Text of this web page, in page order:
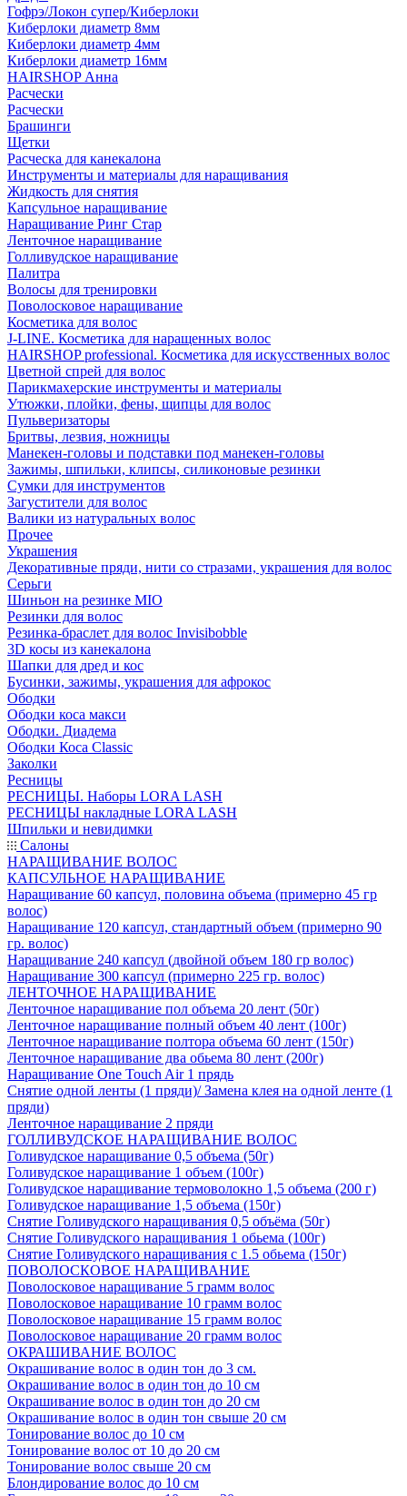
Гофрэ/Локон супер/Киберлоки
Киберлоки диаметр 8мм
Киберлоки диаметр 4мм
Киберлоки диаметр 16мм
HAIRSHOP Анна
Расчески
Расчески
Брашинги
Щетки
Расческа для канекалона
Инструменты и материалы для наращивания
Жидкость для снятия
Капсульное наращивание
Наращивание Ринг Стар
Ленточное наращивание
Голливудское наращивание
Палитра
Волосы для тренировки
Поволосковое наращивание
Косметика для волос
J-LINE. Косметика для наращенных волос
HAIRSHOP professional. Косметика для искусственных волос
Цветной спрей для волос
Парикмахерские инструменты и материалы
Утюжки, плойки, фены, щипцы для волос
Пульверизаторы
Бритвы, лезвия, ножницы
Манекен-головы и подставки под манекен-головы
Зажимы, шпильки, клипсы, силиконовые резинки
Сумки для инструментов
Загустители для волос
Валики из натуральных волос
Прочее
Украшения
Декоративные пряди, нити со стразами, украшения для волос
Серьги
Шиньон на резинке MIO
Резинки для волос
Резинка-браслет для волос Invisibobble
3D косы из канекалона
Шапки для дред и кос
Бусинки, зажимы, украшения для афрокос
Ободки
Ободки коса макси
Ободки. Диадема
Ободки Коса Classic
Заколки
Ресницы
РЕСНИЦЫ. Наборы LORA LASH
РЕСНИЦЫ накладные LORA LASH
Шпильки и невидимки
Салоны
НАРАЩИВАНИЕ ВОЛОС
КАПСУЛЬНОЕ НАРАЩИВАНИЕ
Наращивание 60 капсул, половина объема (примерно 45 гр
волос)
Наращивание 120 капсул, стандартный объем (примерно 90
гр. волос)
Наращивание 240 капсул (двойной объем 180 гр волос)
Наращивание 300 капсул (примерно 225 гр. волос)
ЛЕНТОЧНОЕ НАРАЩИВАНИЕ
Ленточное наращивание пол объема 20 лент (50г)
Ленточное наращивание полный объем 40 лент (100г)
Ленточное наращивание полтора объема 60 лент (150г)
Ленточное наращивание два обьема 80 лент (200г)
Наращивание One Touch Air 1 прядь
Снятие одной ленты (1 пряди)/ Замена клея на одной ленте (1
пряди)
Ленточное наращивание 2 пряди
ГОЛЛИВУДСКОЕ НАРАЩИВАНИЕ ВОЛОС
Голивудское наращивание 0,5 объема (50г)
Голивудское наращивание 1 объем (100г)
Голивудское наращивание термоволокно 1,5 объема (200 г)
Голивудское наращивание 1,5 объема (150г)
Снятие Голивудского наращивания 0,5 объёма (50г)
Снятие Голивудского наращивания 1 обьема (100г)
Снятие Голивудского наращивания с 1.5 обьема (150г)
ПОВОЛОСКОВОЕ НАРАЩИВАНИЕ
Поволосковое наращивание 5 грамм волос
Поволосковое наращивание 10 грамм волос
Поволосковое наращивание 15 грамм волос
Поволосковое наращивание 20 грамм волос
ОКРАШИВАНИЕ ВОЛОС
Окрашивание волос в один тон до 3 см.
Окрашивание волос в один тон до 10 см
Окрашивание волос в один тон до 20 см
Окрашивание волос в один тон свыше 20 см
Тонирование волос до 10 см
Тонирование волос от 10 до 20 см
Тонирование волос свыше 20 см
Блондирование волос до 10 см